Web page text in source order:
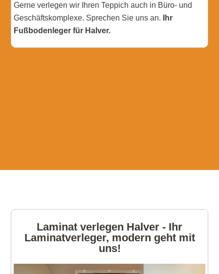
Gerne verlegen wir Ihren Teppich auch in Büro- und
Geschäftskomplexe. Sprechen Sie uns an.
Ihr
Fußbodenleger für Halver.
Laminat verlegen Halver - Ihr
Laminatverleger, modern geht mit
uns!